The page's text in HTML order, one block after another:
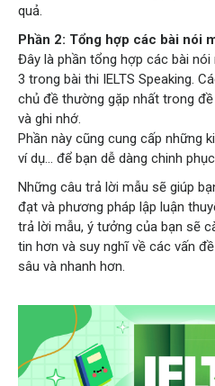
quả.
Phần 2: Tổng hợp các bài nói
Đây là phần tổng hợp các bài nói
3 trong bài thi IELTS Speaking.
chủ đề thường gặp nhất trong
và ghi nhớ.
Phần này cũng cung cấp những
ví dụ... để bạn dễ dàng chinh
Những câu trả lời mẫu sẽ giúp
đạt và phương pháp lập luận
trả lời mẫu, ý tưởng của bạn sẽ
tin hơn và suy nghĩ về các vấn
sâu và nhanh hơn.